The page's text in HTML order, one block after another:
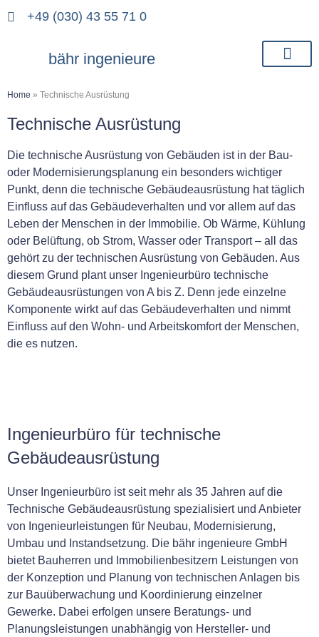
+49 (030) 43 55 71 0
bähr ingenieure
Home » Technische Ausrüstung
Technische Ausrüstung
Die technische Ausrüstung von Gebäuden ist in der Bau-
oder Modernisierungsplanung ein besonders wichtiger
Punkt, denn die technische Gebäudeausrüstung hat täglich
Einfluss auf das Gebäudeverhalten und vor allem auf das
Leben der Menschen in der Immobilie. Ob Wärme, Kühlung
oder Belüftung, ob Strom, Wasser oder Transport – all das
gehört zu der technischen Ausrüstung von Gebäuden. Aus
diesem Grund plant unser Ingenieurbüro technische
Gebäudeausrüstungen von A bis Z. Denn jede einzelne
Komponente wirkt auf das Gebäudeverhalten und nimmt
Einfluss auf den Wohn- und Arbeitskomfort der Menschen,
die es nutzen.
Ingenieurbüro für technische
Gebäudeausrüstung
Unser Ingenieurbüro ist seit mehr als 35 Jahren auf die
Technische Gebäudeausrüstung spezialisiert und Anbieter
von Ingenieurleistungen für Neubau, Modernisierung,
Umbau und Instandsetzung. Die bähr ingenieure GmbH
bietet Bauherren und Immobilienbesitzern Leistungen von
der Konzeption und Planung von technischen Anlagen bis
zur Bauüberwachung und Koordinierung einzelner
Gewerke. Dabei erfolgen unsere Beratungs- und
Planungsleistungen unabhängig von Hersteller- und